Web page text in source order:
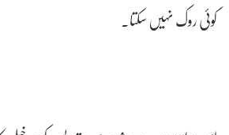
کوئی روک نہیں سکتا۔